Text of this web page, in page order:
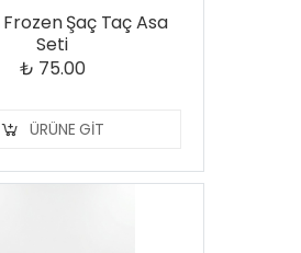
Şaç Taç Asa
Seti
₺ 75.00
ÜRÜNE GIT